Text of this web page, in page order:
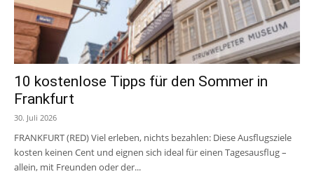
10 kostenlose Tipps für den Sommer in
Frankfurt
30. Juli 2026
FRANKFURT (RED) Viel erleben, nichts bezahlen: Diese Ausflugsziele
kosten keinen Cent und eignen sich ideal für einen Tagesausflug –
allein, mit Freunden oder der...